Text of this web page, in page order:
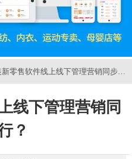
新零售软件线上线下管理营销同步进
线下管理营销同
？